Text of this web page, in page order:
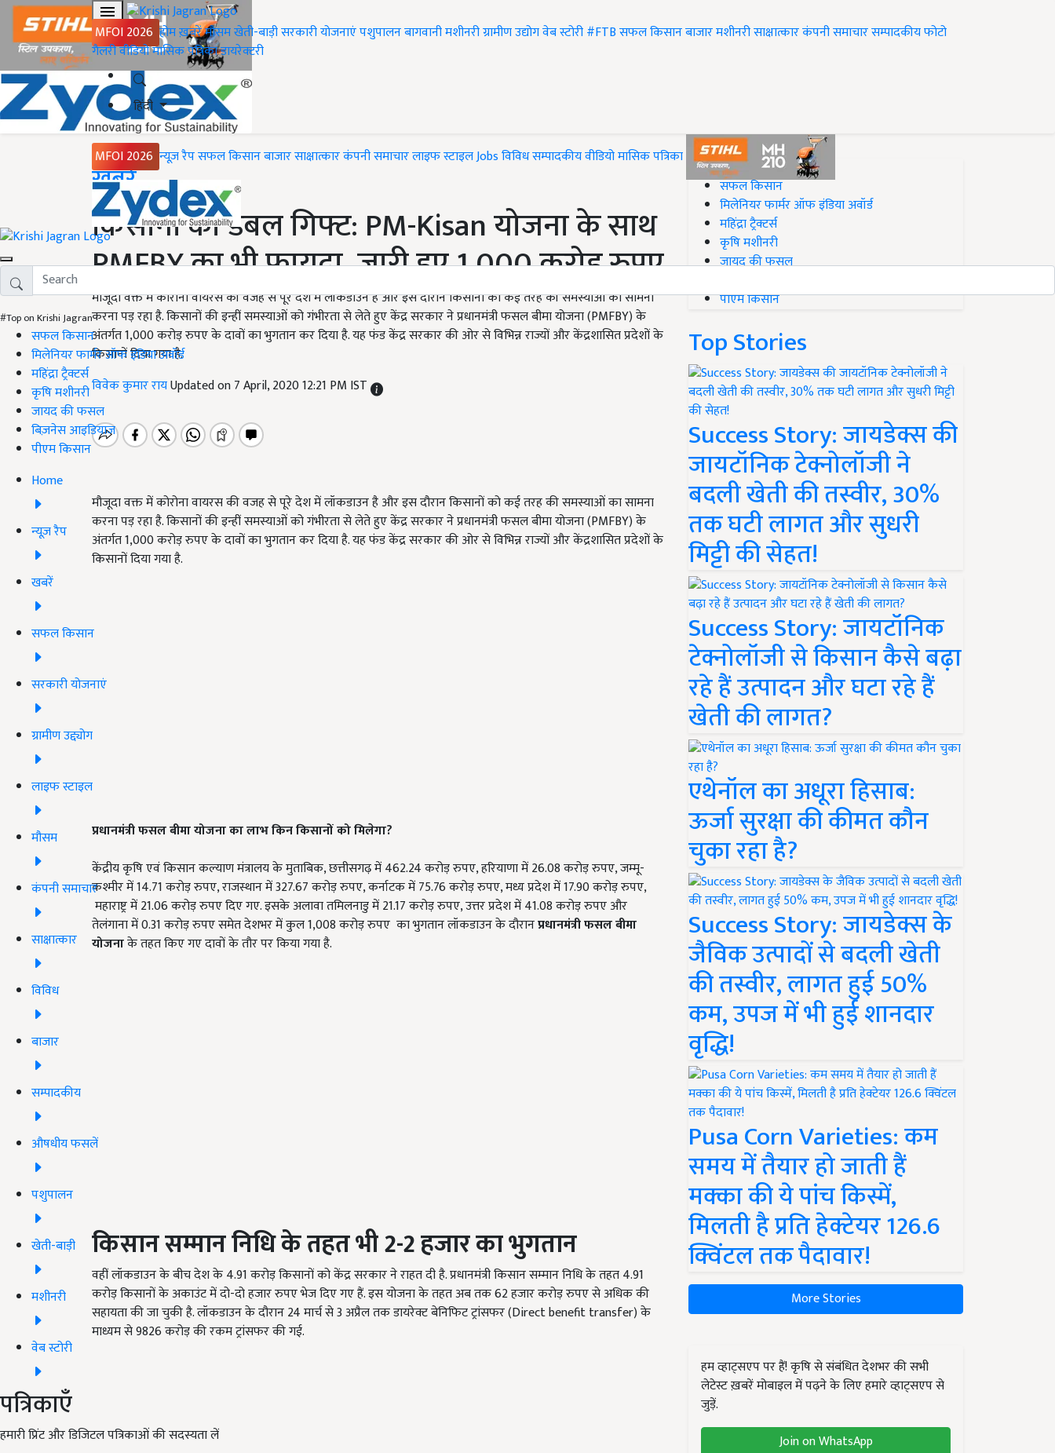
MFOI 2026 होमख़बरेंमौसमखेती-बाड़ीसरकारी योजनाएंपशुपालनबागवानीमशीनरीग्रामीण उद्योगवेब स्टोरी#FTBसफल किसानबाजारमशीनरीसाक्षात्कारकंपनी समाचारसम्पादकीयफोटो
गैलरीवीडियोमासिक पत्रिकाडायरेक्टरी
हिंदी
MFOI 2026 न्यूज़ रैपसफल किसानबाजारसाक्षात्कारकंपनी समाचारलाइफ स्टाइलJobsविविधसम्पादकीयवीडियोमासिक पत्रिका
#Top on Krishi Jagran
सफल किसान
मिलेनियर फार्मर ऑफ इंडिया अवॉर्ड
महिंद्रा ट्रैक्टर्स
कृषि मशीनरी
जायद की फसल
बिज़नेस आइडियाज
पीएम किसान
Home
न्यूज़ रैप
खबरें
सफल किसान
सरकारी योजनाएं
ग्रामीण उद्द्योग
लाइफ स्टाइल
मौसम
कंपनी समाचार
साक्षात्कार
विविध
बाजार
सम्पादकीय
औषधीय फसलें
पशुपालन
खेती-बाड़ी
मशीनरी
वेब स्टोरी
पत्रिकाएँ
हमारी प्रिंट और डिजिटल पत्रिकाओं की सदस्यता लें
Home
ख़बरें
किसानों को डबल गिफ्ट: PM-Kisan योजना के साथ
PMFBY का भी फायदा, जारी हुए 1,000 करोड़ रुपए
मौजूदा वक्त में कोरोना वायरस की वजह से पूरे देश में लॉकडाउन है और इस दौरान किसानों को कई तरह की समस्याओं का सामना
करना पड़ रहा है. किसानों की इन्हीं समस्याओं को गंभीरता से लेते हुए केंद्र सरकार ने प्रधानमंत्री फसल बीमा योजना (PMFBY) के
अंतर्गत 1,000 करोड़ रुपए के दावों का भुगतान कर दिया है. यह फंड केंद्र सरकार की ओर से विभिन्न राज्यों और केंद्रशासित प्रदेशों के
किसानों दिया गया है.
विवेक कुमार रायUpdated on 7 April, 2020 12:21 PM IST
मौजूदा वक्त में कोरोना वायरस की वजह से पूरे देश में लॉकडाउन है और इस दौरान किसानों को कई तरह की समस्याओं का सामना
करना पड़ रहा है. किसानों की इन्हीं समस्याओं को गंभीरता से लेते हुए केंद्र सरकार ने प्रधानमंत्री फसल बीमा योजना (PMFBY) के
अंतर्गत 1,000 करोड़ रुपए के दावों का भुगतान कर दिया है. यह फंड केंद्र सरकार की ओर से विभिन्न राज्यों और केंद्रशासित प्रदेशों के
किसानों दिया गया है.
प्रधानमंत्री फसल बीमा योजना का लाभ किन किसानों को मिलेगा?
केंद्रीय कृषि एवं किसान कल्याण मंत्रालय के मुताबिक, छत्तीसगढ़ में 462.24 करोड़ रुपए, हरियाणा में 26.08 करोड़ रुपए, जम्मू-
कश्मीर में 14.71 करोड़ रुपए, राजस्थान में 327.67 करोड़ रुपए, कर्नाटक में 75.76 करोड़ रुपए, मध्य प्रदेश में 17.90 करोड़ रुपए,
महाराष्ट्र में 21.06 करोड़ रुपए दिए गए. इसके अलावा तमिलनाडु में 21.17 करोड़ रुपए, उत्तर प्रदेश में 41.08 करोड़ रुपए और
तेलंगाना में 0.31 करोड़ रुपए समेत देशभर में कुल 1,008 करोड़ रुपए का भुगतान लॉकडाउन के दौरानप्रधानमंत्री फसल बीमा
योजनाके तहत किए गए दावों के तौर पर किया गया है.
किसान सम्मान निधि के तहत भी 2-2 हजार का भुगतान
वहीं लॉकडाउन के बीच देश के 4.91 करोड़ किसानों को केंद्र सरकार ने राहत दी है. प्रधानमंत्री किसान सम्मान निधि के तहत 4.91
करोड़ किसानों के अकाउंट में दो-दो हजार रुपए भेज दिए गए हैं. इस योजना के तहत अब तक 62 हजार करोड़ रुपए से अधिक की
सहायता की जा चुकी है. लॉकडाउन के दौरान 24 मार्च से 3 अप्रैल तक डायरेक्ट बेनिफिट ट्रांसफर (Direct benefit transfer) के
माध्यम से 9826 करोड़ की रकम ट्रांसफर की गई.
#Top on Krishi Jagran
सफल किसान
मिलेनियर फार्मर ऑफ इंडिया अवॉर्ड
महिंद्रा ट्रैक्टर्स
कृषि मशीनरी
जायद की फसल
पीएम किसान
Top Stories
Success Story: जायडेक्स की
जायटॉनिक टेक्नोलॉजी ने
बदली खेती की तस्वीर, 30%
तक घटी लागत और सुधरी
मिट्टी की सेहत!
Success Story: जायटॉनिक
टेक्नोलॉजी से किसान कैसे बढ़ा
रहे हैं उत्पादन और घटा रहे हैं
खेती की लागत?
एथेनॉल का अधूरा हिसाब:
ऊर्जा सुरक्षा की कीमत कौन
चुका रहा है?
Success Story: जायडेक्स के
जैविक उत्पादों से बदली खेती
की तस्वीर, लागत हुई 50%
कम, उपज में भी हुई शानदार
वृद्धि!
Pusa Corn Varieties: कम
समय में तैयार हो जाती हैं
मक्का की ये पांच किस्में,
मिलती है प्रति हेक्टेयर 126.6
क्विंटल तक पैदावार!
More Stories
हम व्हाट्सएप पर हैं! कृषि से संबंधित देशभर की सभी
लेटेस्ट ख़बरें मोबाइल में पढ़ने के लिए हमारे व्हाट्सएप से
जुड़ें.
Join on WhatsApp